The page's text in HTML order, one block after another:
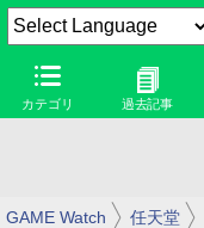
カテゴリ 過去記事
GAME Watch 任天堂